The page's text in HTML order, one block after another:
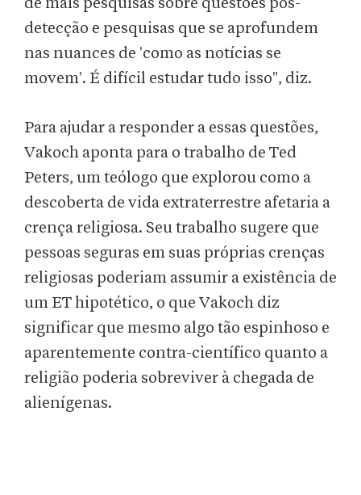
de mais pesquisas sobre questões pós-
detecção e pesquisas que se aprofundem
nas nuances de 'como as notícias se
movem'. É difícil estudar tudo isso", diz.
Para ajudar a responder a essas questões,
Vakoch aponta para o trabalho de Ted
Peters, um teólogo que explorou como a
descoberta de vida extraterrestre afetaria a
crença religiosa. Seu trabalho sugere que
pessoas seguras em suas próprias crenças
religiosas poderiam assumir a existência de
um ET hipotético, o que Vakoch diz
significar que mesmo algo tão espinhoso e
aparentemente contra-científico quanto a
religião poderia sobreviver à chegada de
alienígenas.